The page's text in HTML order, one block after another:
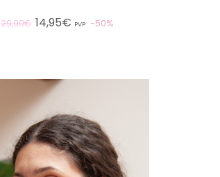
29,90€ 14,95€ PVP 50%